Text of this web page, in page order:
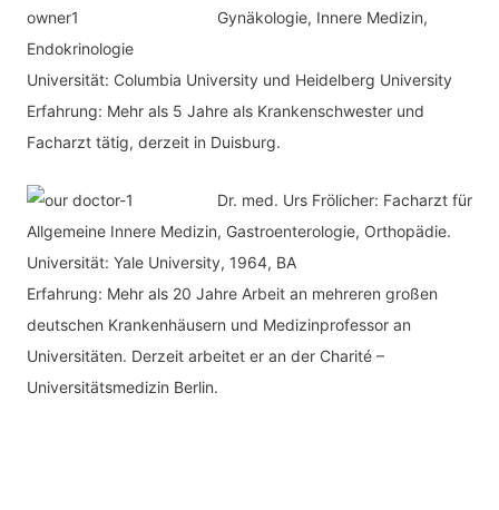
Gynäkologie, Innere Medizin,
Endokrinologie
Universität: Columbia University und Heidelberg University
Erfahrung: Mehr als 5 Jahre als Krankenschwester und
Facharzt tätig, derzeit in Duisburg.
Dr. med. Urs Frölicher: Facharzt für
Allgemeine Innere Medizin, Gastroenterologie, Orthopädie.
Universität: Yale University, 1964, BA
Erfahrung: Mehr als 20 Jahre Arbeit an mehreren großen
deutschen Krankenhäusern und Medizinprofessor an
Universitäten. Derzeit arbeitet er an der Charité –
Universitätsmedizin Berlin.